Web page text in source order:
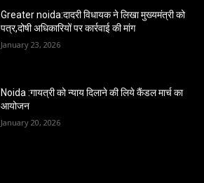
Greater noida:दादरी विधायक ने लिखा मुख्यमंत्री को
पत्र,दोषी अधिकारियों पर कार्रवाई की मांग
January 23, 2026
Noida :गायत्री को न्याय दिलाने की लिये कैंडल मार्च का
आयोजन
January 20, 2026